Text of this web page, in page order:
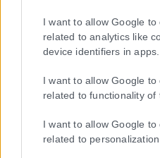
I want to allow Google to
related to analytics like
device identifiers in apps.
I want to allow Google to
related to functionality of
I want to allow Google to
related to personalization.